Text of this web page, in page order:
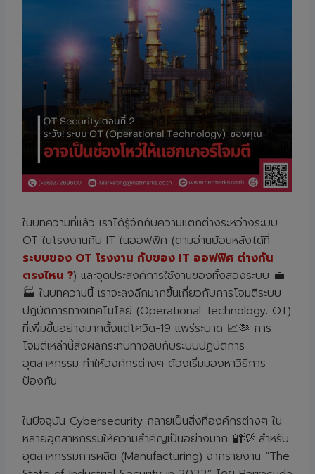
ในบทความที่แล้ว เราได้รู้จักกับความแตกต่างระหว่างระบบ
OT ในโรงงานกับ IT ในออฟฟิศ (ตามอ่านย้อนหลังได้ที่
ระบบของ OT โรงงาน กับของ IT ออฟฟิศ ต่างกัน
ตรงไหน ?) และจุดประสงค์การใช้งานของทั้งสองระบบ 💼
🏭 ในบทความนี้ เราจะลงลึกมากขึ้นเกี่ยวกับการโจมตีระบบ
ปฏิบัติการทางเทคโนโลยี (Operational Technology: OT)
ที่เพิ่มขึ้นอย่างมากตั้งแต่โควิด-19 แพร่ระบาด 📈🦠 การ
โจมตีเหล่านี้ส่งผลกระทบทางลบกับระบบปฏิบัติการ
อุตสาหกรรม ทำให้องค์กรต่างๆ ต้องเริ่มมองหาวิธีการ
ป้องกัน
ในปัจจุบัน Cybersecurity กลายเป็นสิ่งที่องค์กรต่างๆ ใน
หลายอุตสาหกรรมให้ความสำคัญเป็นอย่างมาก 🔐💡 สำหรับ
อุตสาหกรรมการผลิต (Manufacturing) จากรายงาน “The